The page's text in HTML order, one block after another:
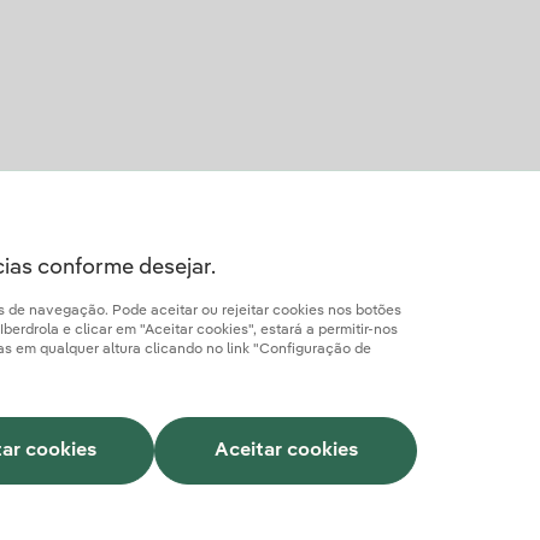
Canal de Denúncias
conforme desejar.
navegação. Pode aceitar ou rejeitar cookies nos botões
e clicar em "Aceitar cookies", estará a permitir-nos
em qualquer altura clicando no link "Configuração de
cookies Aceitar cookies